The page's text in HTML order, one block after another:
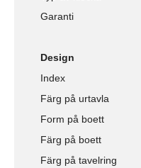
Garanti
Design
Index
Färg på urtavla
Form på boett
Färg på boett
Färg på tavelring